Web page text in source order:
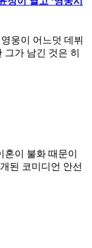
웅이 어느덧 데뷔
그가 남긴 것은 히
이 불화 때문이
된 코미디언 안선